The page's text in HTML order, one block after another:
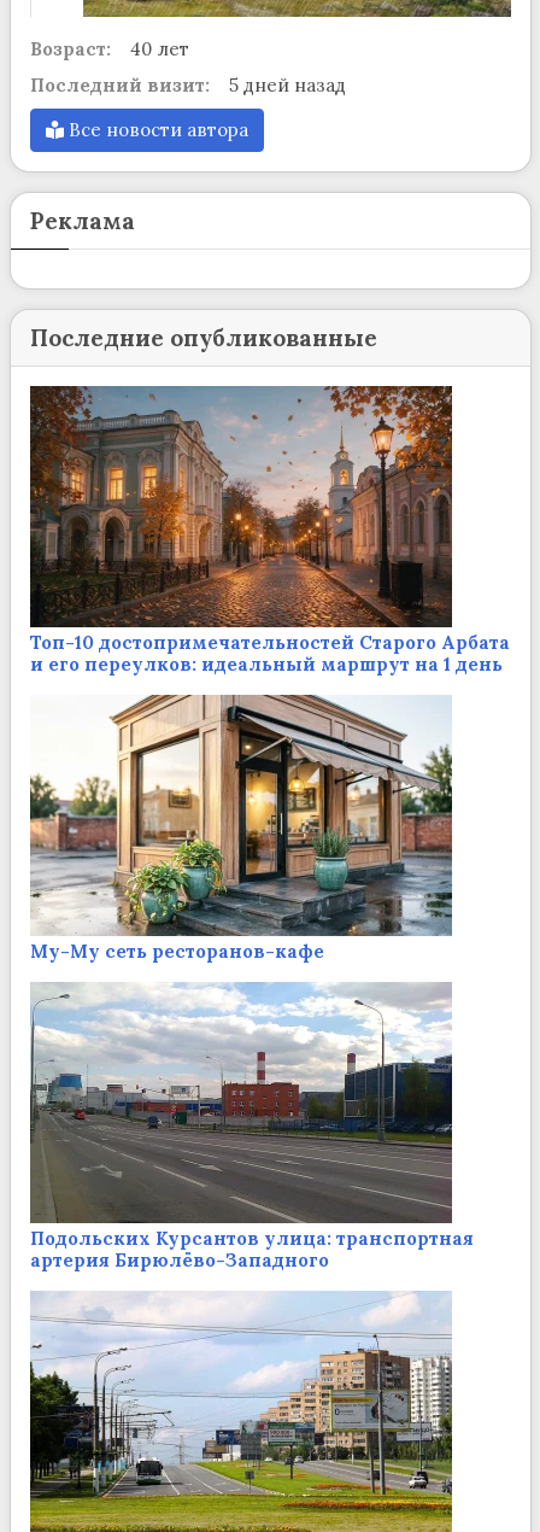
Возраст:
40 лет
Последний визит:
5 дней назад
Все новости автора
Реклама
Последние опубликованные
Топ-10 достопримечательностей Старого Арбата
и его переулков: идеальный маршрут на 1 день
Му-Му сеть ресторанов-кафе
Подольских Курсантов улица: транспортная
артерия Бирюлёво-Западного